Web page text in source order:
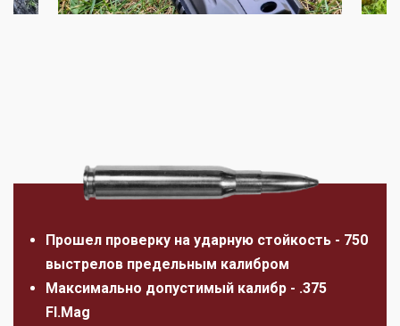
Прошел проверку на ударную стойкость - 750
выстрелов предельным калибром
Максимально допустимый калибр - .375
Fl.Mag